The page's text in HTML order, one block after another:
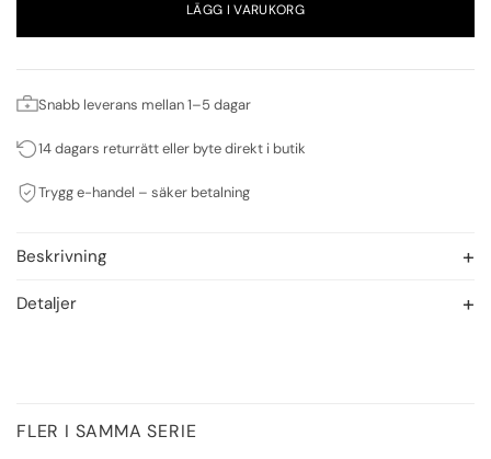
LÄGG I VARUKORG
Snabb leverans mellan 1–5 dagar
14 dagars returrätt eller byte direkt i butik
Trygg e-handel – säker betalning
Beskrivning
Detaljer
FLER I SAMMA SERIE